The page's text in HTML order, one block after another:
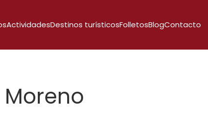
ActividadesDestinos turísticosFolletosBlogContacto
Moreno